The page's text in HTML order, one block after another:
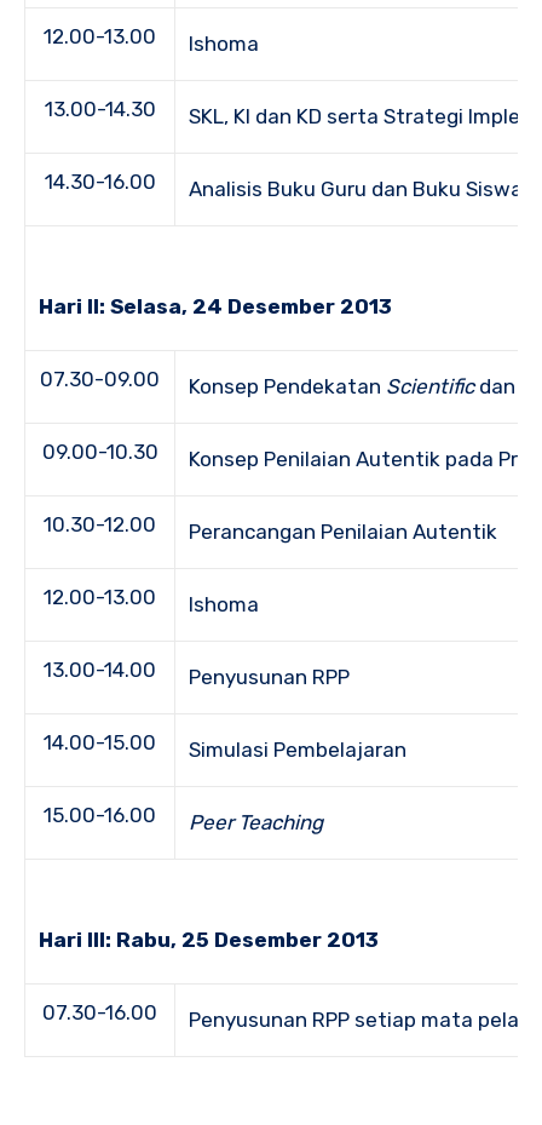
12.00-13.00 Ishoma
13.00-14.30 SKL, KI dan KD serta Strategi
14.30-16.00 Analisis Buku Guru dan Buku Siswa
Hari II: Selasa, 24 Desember 2013
07.30-09.00 Konsep Pendekatan Scientificdan
09.00-10.30 Konsep Penilaian Autentik pada
10.30-12.00 Perancangan Penilaian Autentik
12.00-13.00 Ishoma
13.00-14.00 Penyusunan RPP
14.00-15.00 Simulasi Pembelajaran
15.00-16.00 Peer Teaching
Hari III: Rabu, 25 Desember 2013
07.30-16.00 Penyusunan RPP setiap mata